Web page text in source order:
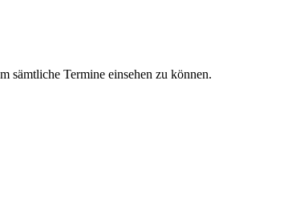
sämtliche Termine einsehen zu können.